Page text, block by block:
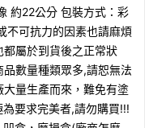
約22公分 包裝方式：彩
可抗力的因素也請麻煩
屬於到貨後之正常狀
數量種類眾多,請恕無法
量生產而來，難免有塗
要求完美者,請勿購買!!!